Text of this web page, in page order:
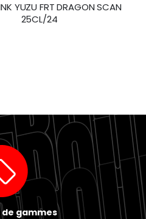
YUZU FRT DRAGON SCAN
25CL/24
gammes